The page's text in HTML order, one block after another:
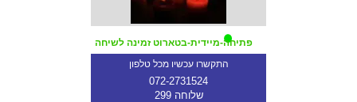
פתיחה-מיידית-בטארוט זמינה לשיחה
התקשרו עכשיו מכל טלפון
072-2731524
שלוחה 299